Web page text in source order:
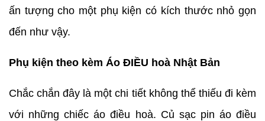
ấn tượng cho một phụ kiện có kích thước nhỏ gọn
đến như vậy.
Phụ kiện theo kèm Áo ĐIỀU hoà Nhật Bản
Chắc chắn đây là một chi tiết không thể thiếu đi kèm
với những chiếc áo điều hoà. Củ sạc pin áo điều